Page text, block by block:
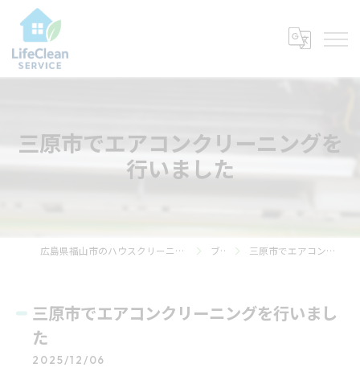
三原市でエアコンクリーニングを
行いました
広島県福山市のハウスクリーニングならライフ・クリーン・サービス ブログ 三原市でエアコンクリーニングを行いました
三原市でエアコンクリーニングを行いまし
た
2025/12/06